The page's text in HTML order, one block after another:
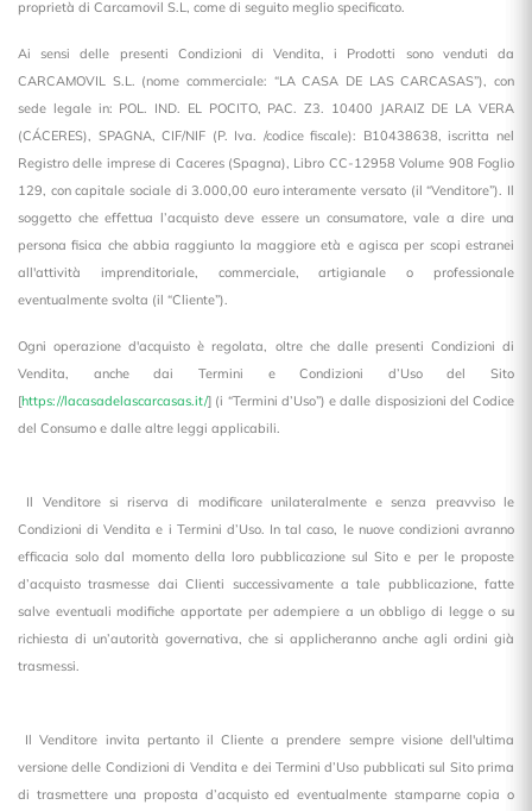
proprietà di Carcamovil S.L, come di seguito meglio specificato.
Ai sensi delle presenti Condizioni di Vendita, i Prodotti sono venduti da
CARCAMOVIL S.L. (nome commerciale: “LA CASA DE LAS CARCASAS”), con
sede legale in: POL. IND. EL POCITO, PAC. Z3. 10400 JARAIZ DE LA VERA
(CÁCERES), SPAGNA, CIF/NIF (P. Iva. /codice fiscale): B10438638, iscritta nel
Registro delle imprese di Caceres (Spagna), Libro CC-12958 Volume 908 Foglio
129, con capitale sociale di 3.000,00 euro interamente versato (il “Venditore”). Il
soggetto che effettua l’acquisto deve essere un consumatore, vale a dire una
persona fisica che abbia raggiunto la maggiore età e agisca per scopi estranei
all'attività imprenditoriale, commerciale, artigianale o professionale
eventualmente svolta (il “Cliente”).
Ogni operazione d'acquisto è regolata, oltre che dalle presenti Condizioni di
Vendita, anche dai Termini e Condizioni d’Uso del Sito
[https://lacasadelascarcasas.it/] (i “Termini d’Uso”) e dalle disposizioni del Codice
del Consumo e dalle altre leggi applicabili.
Il Venditore si riserva di modificare unilateralmente e senza preavviso le
Condizioni di Vendita e i Termini d’Uso. In tal caso, le nuove condizioni avranno
efficacia solo dal momento della loro pubblicazione sul Sito e per le proposte
d’acquisto trasmesse dai Clienti successivamente a tale pubblicazione, fatte
salve eventuali modifiche apportate per adempiere a un obbligo di legge o su
richiesta di un’autorità governativa, che si applicheranno anche agli ordini già
trasmessi.
Il Venditore invita pertanto il Cliente a prendere sempre visione dell'ultima
versione delle Condizioni di Vendita e dei Termini d’Uso pubblicati sul Sito prima
di trasmettere una proposta d’acquisto ed eventualmente stamparne copia o